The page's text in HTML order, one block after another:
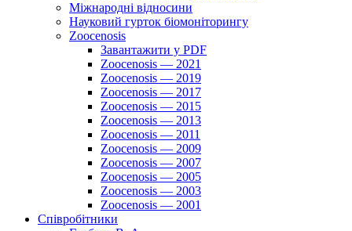
Міжнародні відносини
Науковий гурток біомоніторингу
Zoocenosis
Завантажити у PDF
Zoocenosis — 2021
Zoocenosis — 2019
Zoocenosis — 2017
Zoocenosis — 2015
Zoocenosis — 2013
Zoocenosis — 2011
Zoocenosis — 2009
Zoocenosis — 2007
Zoocenosis — 2005
Zoocenosis — 2003
Zoocenosis — 2001
Співробітники